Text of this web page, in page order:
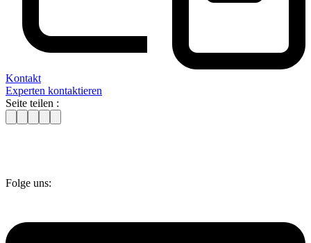
Kontakt
Experten kontaktieren
Seite teilen :
Folge uns: